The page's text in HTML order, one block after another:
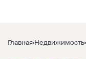
Главная Недвижимость